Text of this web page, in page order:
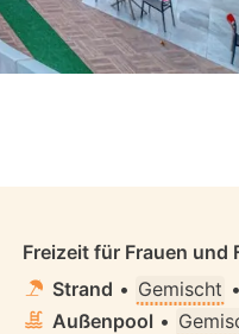
Freizeit für Frauen und
Strand • Gemischt •
Außenpool •